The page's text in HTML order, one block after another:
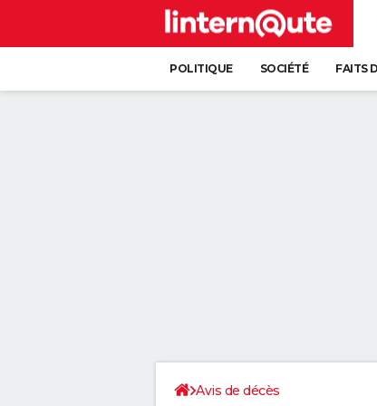
POLITIQUE SOCIÉTÉ FAITS
Avis de décès